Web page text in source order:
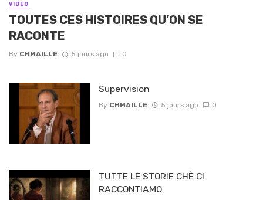
VIDEO
TOUTES CES HISTOIRES QU’ON SE
RACONTE
By CHMAILLE 5 jours ago 0
Supervision
By CHMAILLE 5 jours ago 0
TUTTE LE STORIE CHÈ CI
RACCONTIAMO